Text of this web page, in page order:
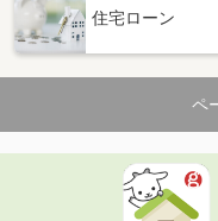
住 所
専有面積
間取り
群馬県邑楽郡明和町新
価 格
住宅ローン
ペ